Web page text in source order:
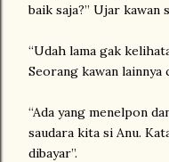
baik saja?” Ujar kawan
“Udah lama gak
Seorang kawan lainnya
“Ada yang menelpon
saudara kita si Anu.
dibayar”.